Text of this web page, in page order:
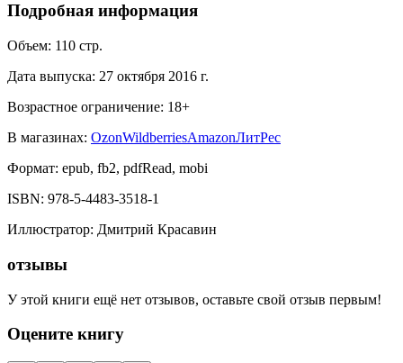
Подробная информация
Объем: 110 стр.
Дата выпуска: 27 октября 2016 г.
Возрастное ограничение: 18+
В магазинах: OzonWildberriesAmazonЛитРес
Формат: epub, fb2, pdfRead, mobi
ISBN: 978-5-4483-3518-1
Иллюстратор: Дмитрий Красавин
отзывы
У этой книги ещё нет отзывов, оставьте свой отзыв первым!
Оцените книгу